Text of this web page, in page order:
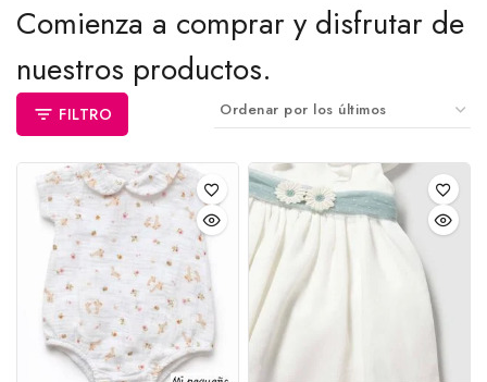
Comienza a comprar y disfrutar de
nuestros productos.
FILTRO